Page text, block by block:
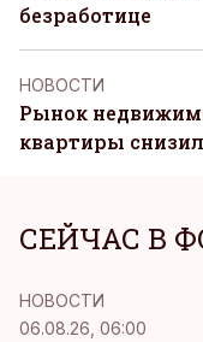
безработице
НОВОСТИ
Рынок
квартиры
СЕЙЧАС В
НОВОСТИ
06.08.26, 06:00